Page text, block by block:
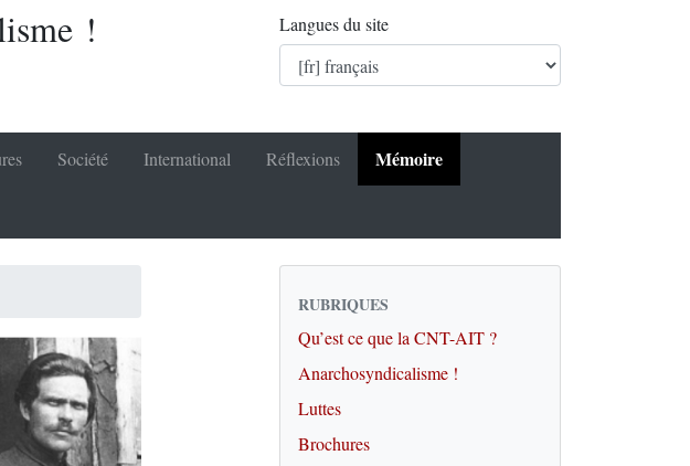
! Langues du site
Société International Réflexions Mémoire
RUBRIQUES
Qu’est ce que la CNT-AIT ?
Anarchosyndicalisme !
Luttes
Brochures